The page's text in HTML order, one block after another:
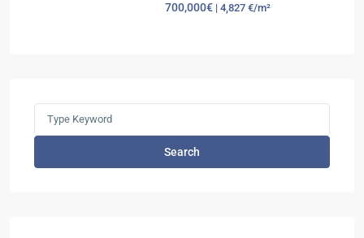
700,000€ | 4,827 €/m²
Search